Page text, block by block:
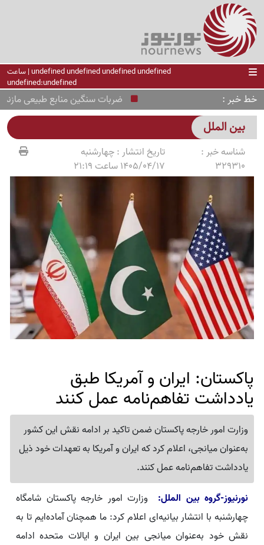
undefined undefined undefined undefined | ساعت
undefined:undefined
خط خبر ضربات سنگین منابع طبیعی
بین الملل
شناسه خبر :
329310
تاریخ انتشار :چهارشنبه
1405/04/17 ساعت 21:19
پاکستان: ایران و آمریکا طبق
یادداشت تفاهم‌نامه عمل کنند
وزارت امور خارجه پاکستان ضمن تاکید بر ادامه نقش این کشور
به‌عنوان میانجی، اعلام کرد که ایران و آمریکا به تعهدات خود ذیل
یادداشت تفاهم‌نامه عمل کنند.
نورنیوز-گروه بین الملل:
وزارت امور خارجه پاکستان شامگاه
چهارشنبه با انتشار بیانیه‌ای اعلام کرد: ما همچنان آماده‌ایم تا به
نقش خود به‌عنوان میانجی بین ایران و ایالات متحده ادامه